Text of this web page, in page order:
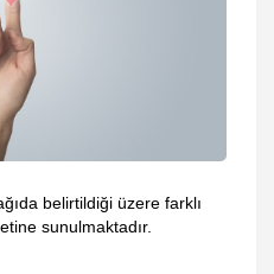
belirtildiği üzere farklı
sunulmaktadır.